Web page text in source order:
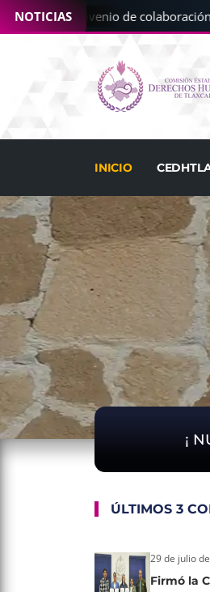
NOTICIASconvenio de colaboración
INICIO
¡
ÚLTIMOS 3
29 de julio
Firmó la